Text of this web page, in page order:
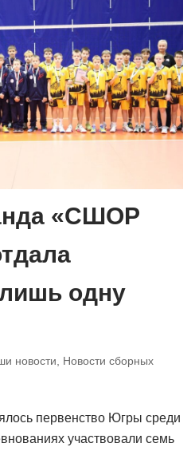
«СШОР
одну
новости, Новости сборных
первенство Югры среди
участвовали семь